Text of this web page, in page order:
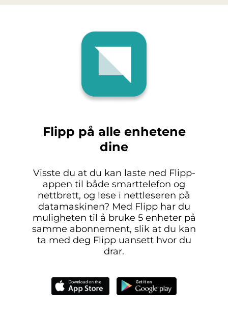
Flipp på alle enhetene
dine
Visste du at du kan laste ned Flipp-
appen til både smarttelefon og
nettbrett, og lese i nettleseren på
datamaskinen? Med Flipp har du
muligheten til å bruke 5 enheter på
samme abonnement, slik at du kan
ta med deg Flipp uansett hvor du
drar.